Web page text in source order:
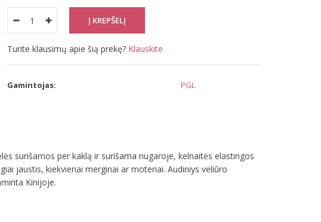
Turite klausimų apie šią prekę? Klauskite
Gamintojas: PGL
surišamos per kaklą ir surišama nugaroje, kelnaitės elastingos
jaustis, kiekvienai merginai ar moteriai. Audiniys veliūro
Kinijoje.